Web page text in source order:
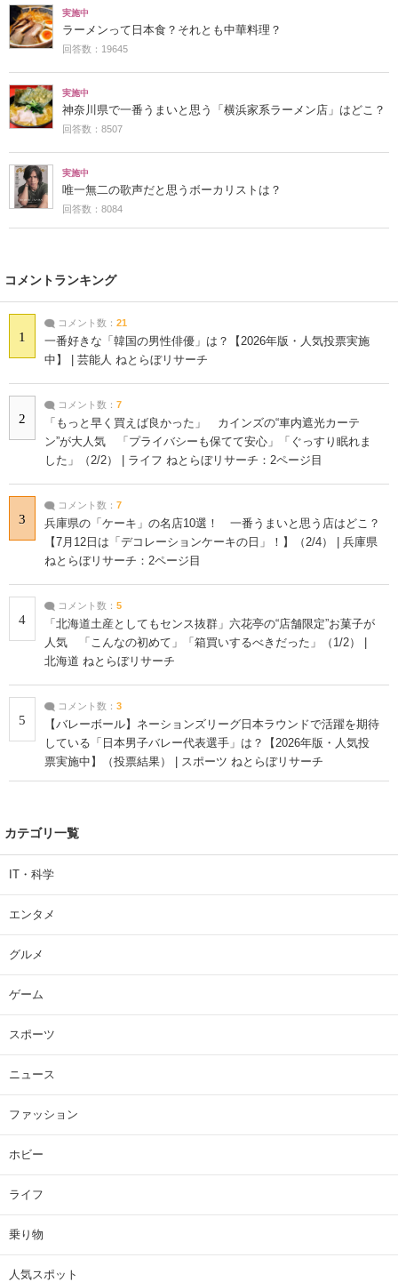
実施中
ラーメンって日本食？それとも中華料理？
回答数：19645
実施中
神奈川県で一番うまいと思う「横浜家系ラーメン店」はどこ？
回答数：8507
実施中
唯一無二の歌声だと思うボーカリストは？
回答数：8084
コメントランキング
1
コメント数： 21
一番好きな「韓国の男性俳優」は？【2026年版・人気投票実施
中】 | 芸能人 ねとらぼリサーチ
2
コメント数： 7
「もっと早く買えば良かった」 カインズの“車内遮光カーテ
ン”が大人気 「プライバシーも保てて安心」「ぐっすり眠れま
した」（2/2） | ライフ ねとらぼリサーチ：2ページ目
3
コメント数： 7
兵庫県の「ケーキ」の名店10選！ 一番うまいと思う店はどこ？
【7月12日は「デコレーションケーキの日」！】（2/4） | 兵庫県
ねとらぼリサーチ：2ページ目
4
コメント数： 5
「北海道土産としてもセンス抜群」六花亭の“店舗限定”お菓子が
人気 「こんなの初めて」「箱買いするべきだった」（1/2） |
北海道 ねとらぼリサーチ
5
コメント数： 3
【バレーボール】ネーションズリーグ日本ラウンドで活躍を期待
している「日本男子バレー代表選手」は？【2026年版・人気投
票実施中】（投票結果） | スポーツ ねとらぼリサーチ
カテゴリ一覧
IT・科学
エンタメ
グルメ
ゲーム
スポーツ
ニュース
ファッション
ホビー
ライフ
乗り物
人気スポット